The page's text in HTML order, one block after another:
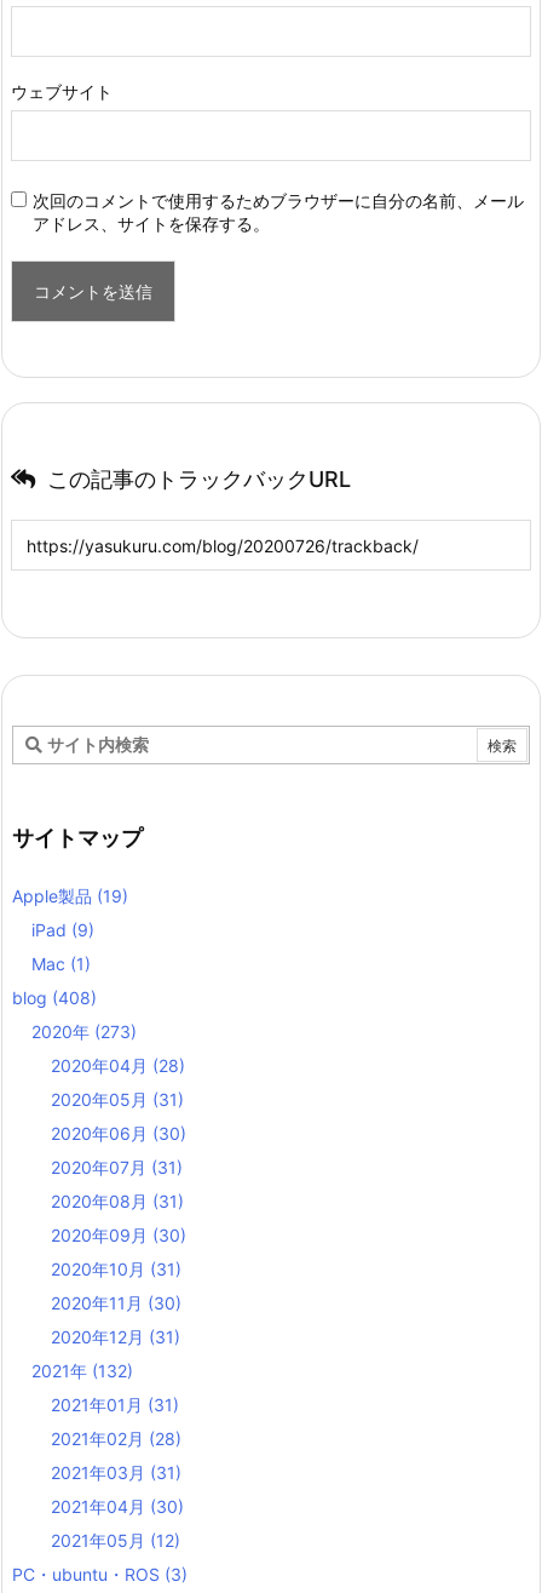
ウェブサイト
次回のコメントで使用するためブラウザーに自分の名前、メール
アドレス、サイトを保存する。
この記事のトラックバックURL
サイトマップ
Apple製品 (19)
iPad (9)
Mac (1)
blog (408)
2020年 (273)
2020年04月 (28)
2020年05月 (31)
2020年06月 (30)
2020年07月 (31)
2020年08月 (31)
2020年09月 (30)
2020年10月 (31)
2020年11月 (30)
2020年12月 (31)
2021年 (132)
2021年01月 (31)
2021年02月 (28)
2021年03月 (31)
2021年04月 (30)
2021年05月 (12)
PC・ubuntu・ROS (3)